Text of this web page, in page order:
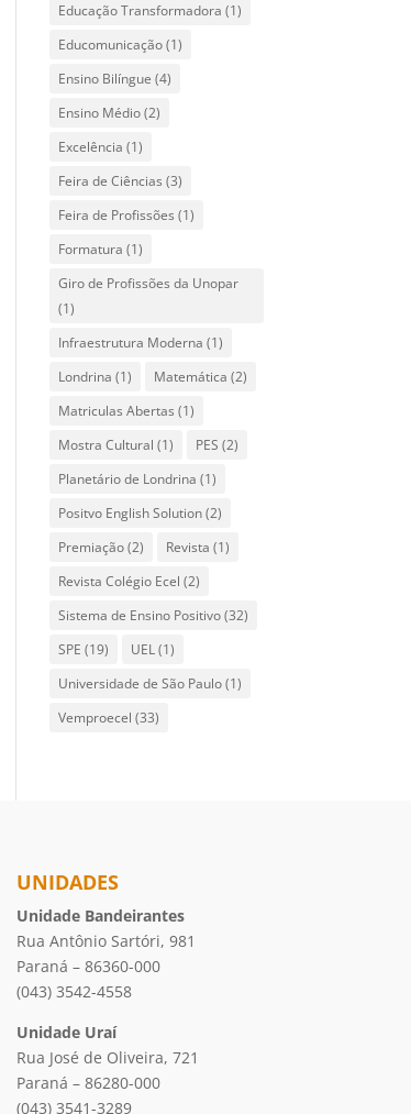
Educação Transformadora (1)
Educomunicação(1)
Ensino Bilíngue (4)
Ensino Médio(2)
Excelência (1)
Feira de Ciências (3)
Feira de Profissões (1)
Formatura (1)
Giro de Profissões da Unopar
(1)
Infraestrutura Moderna (1)
Londrina (1) Matemática (2)
Matriculas Abertas (1)
Mostra Cultural (1) PES (2)
Planetário de Londrina (1)
Positvo English Solution(2)
Premiação(2) Revista (1)
Revista Colégio Ecel (2)
Sistema de Ensino Positivo(32)
SPE (19) UEL(1)
Universidade de São Paulo(1)
Vemproecel (33)
UNIDADES
Unidade Bandeirantes
Rua Antônio Sartóri, 981
Paraná – 86360-000
(043) 3542-4558
Unidade Uraí
Rua José de Oliveira, 721
Paraná – 86280-000
(043) 3541-3289